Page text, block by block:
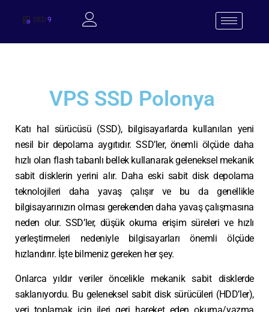
VPS SSD Polonya
Katı hal sürücüsü (SSD), bilgisayarlarda kullanılan yeni
nesil bir depolama aygıtıdır. SSD’ler, önemli ölçüde daha
hızlı olan flash tabanlı bellek kullanarak geleneksel mekanik
sabit disklerin yerini alır. Daha eski sabit disk depolama
teknolojileri daha yavaş çalışır ve bu da genellikle
bilgisayarınızın olması gerekenden daha yavaş çalışmasına
neden olur. SSD’ler, düşük okuma erişim süreleri ve hızlı
yerleştirmeleri nedeniyle bilgisayarları önemli ölçüde
hızlandırır. İşte bilmeniz gereken her şey.
Onlarca yıldır veriler öncelikle mekanik sabit disklerde
saklanıyordu. Bu geleneksel sabit disk sürücüleri (HDD’ler),